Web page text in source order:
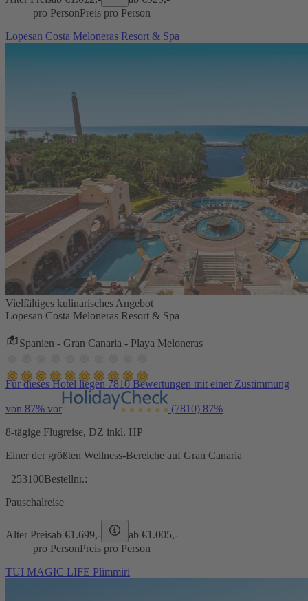
pro PersonPreis pro Person
Lopesan Costa Meloneras Resort & Spa
Vielfältiges kulinarisches Angebot
Lopesan Costa Meloneras Resort & Spa
Spanien - Gran Canaria - Playa Meloneras
Für dieses Hotel liegen 7810 Bewertungen mit einer Zustimmung
von 87% vor (7810) 87%
8-tägige Flugreise, DZ inkl. HP
Einer der größten Wellness-Bereiche auf Gran Canaria
253100Bestellnr.:
Pauschalreise
Alter Preisab €1.699,- ab €1.005,-
pro PersonPreis pro Person
TUI MAGIC LIFE Plimmiri